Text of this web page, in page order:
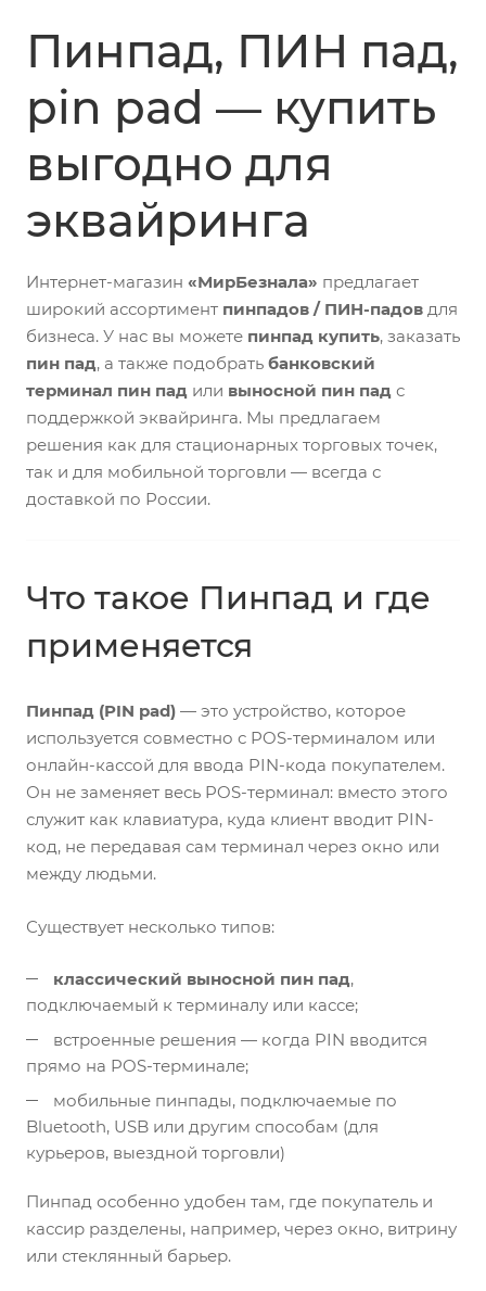
Пинпад, ПИН пад,
pin pad — купить
выгодно для
эквайринга
Интернет-магазин «МирБезнала» предлагает
широкий ассортимент пинпадов / ПИН-падов для
бизнеса. У нас вы можете пинпад купить, заказать
пин пад, а также подобрать банковский
терминал пин пад или выносной пин пад с
поддержкой эквайринга. Мы предлагаем
решения как для стационарных торговых точек,
так и для мобильной торговли — всегда с
доставкой по России.
Что такое Пинпад и где
применяется
Пинпад (PIN pad) — это устройство, которое
используется совместно с POS-терминалом или
онлайн-кассой для ввода PIN-кода покупателем.
Он не заменяет весь POS-терминал: вместо этого
служит как клавиатура, куда клиент вводит PIN-
код, не передавая сам терминал через окно или
между людьми.
Существует несколько типов:
классический выносной пин пад,
подключаемый к терминалу или кассе;
встроенные решения — когда PIN вводится
прямо на POS-терминале;
мобильные пинпады, подключаемые по
Bluetooth, USB или другим способам (для
курьеров, выездной торговли)
Пинпад особенно удобен там, где покупатель и
кассир разделены, например, через окно, витрину
или стеклянный барьер.